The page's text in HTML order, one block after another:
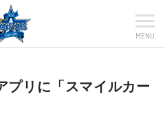
MENU
プリに「スマイルカー